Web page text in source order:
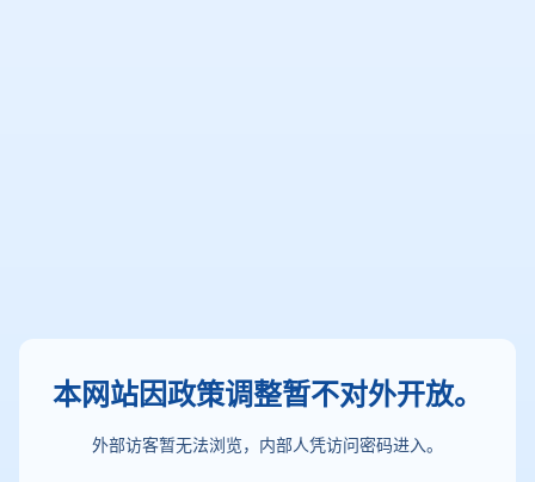
本网站因政策调整暂不对外开放。
外部访客暂无法浏览，内部人凭访问密码进入。